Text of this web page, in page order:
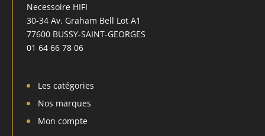
Necessoire HIFI
30-34 Av. Graham Bell Lot A1
77600 BUSSY-SAINT-GEORGES
01 64 66 78 06
Les catégories
Nos marques
Mon compte